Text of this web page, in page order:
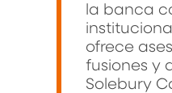
la banca
ofrece
fusiones y
Solebury